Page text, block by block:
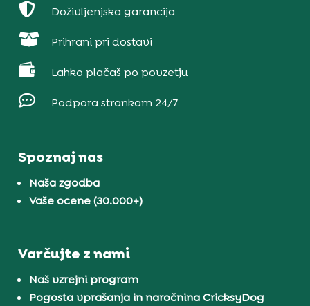
 Doživljenjska garancija
 Prihrani pri dostavi
 Lahko plačaš po povzetju
 Podpora strankam 24/7
Spoznaj nas
Naša zgodba
Vaše ocene (30.000+)
Varčujte z nami
Naš vzrejni program
Pogosta vprašanja in naročnina CricksyDog